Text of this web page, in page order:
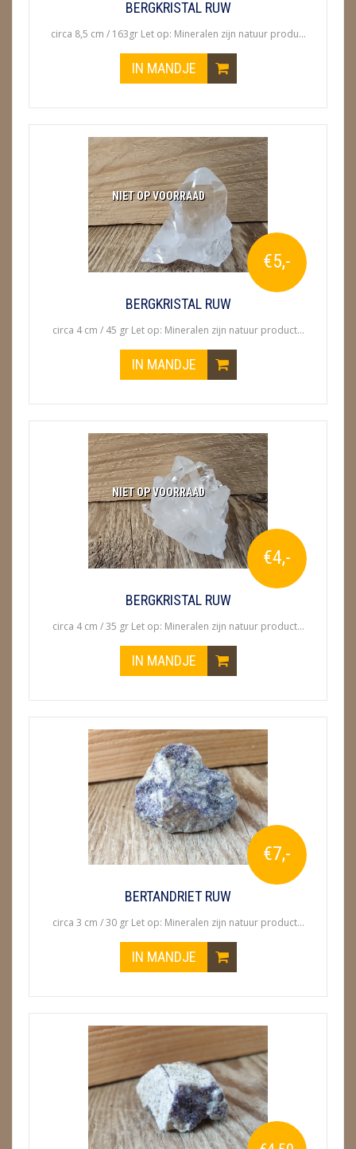
BERGKRISTAL RUW
circa 8,5 cm / 163gr Let op: Mineralen zijn natuur produ...
IN MANDJE
NIET OP VOORRAAD
€5,-
BERGKRISTAL RUW
circa 4 cm / 45 gr Let op: Mineralen zijn natuur product...
IN MANDJE
NIET OP VOORRAAD
€4,-
BERGKRISTAL RUW
circa 4 cm / 35 gr Let op: Mineralen zijn natuur product...
IN MANDJE
€7,-
BERTANDRIET RUW
circa 3 cm / 30 gr Let op: Mineralen zijn natuur product...
IN MANDJE